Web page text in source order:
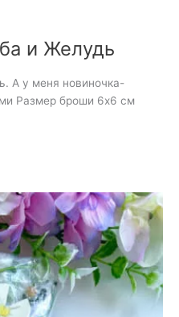
и Желудь
А у меня новиночка-
Размер броши 6х6 см